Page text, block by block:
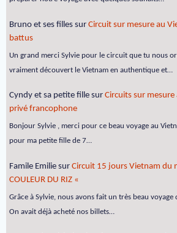
Bruno et ses filles sur Circuit sur mesure au
battus
Un grand merci Sylvie pour le circuit que tu nous
vraiment découvert le Vietnam en authentique et…
Cyndy et sa petite fille sur Circuits sur
privé francophone
Bonjour Sylvie , merci pour ce beau voyage au
pour ma petite fille de 7…
Famile Emilie sur Circuit 15 jours Vietnam du
COULEUR DU RIZ «
Grâce à Sylvie, nous avons fait un très beau voyage
On avait déjà acheté nos billets…